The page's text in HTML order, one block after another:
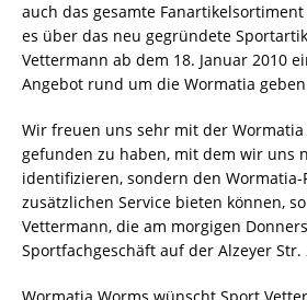
auch das gesamte
es über das neu gegründete
Vettermann ab dem 18. Januar 2010
Angebot rund um die Wormatia
Wir freuen uns sehr mit der
gefunden zu haben, mit dem wir uns
identifizieren, sondern den Wormatia-
zusätzlichen Service bieten können,
Vettermann, die am morgigen
Sportfachgeschäft auf der Alzeyer